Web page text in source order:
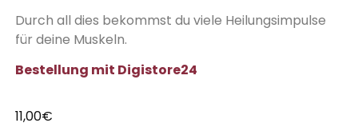
Durch all dies bekommst du viele Heilungsimpulse
für deine Muskeln.
Bestellung mit Digistore24
11,00€